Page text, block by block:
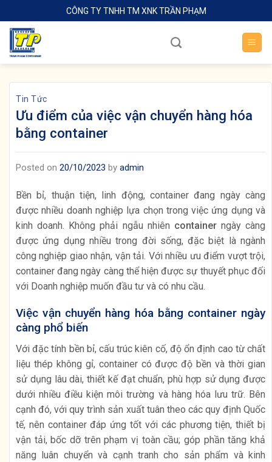
to
content
CÔNG TY TNHH TM XNK TRẦN PHẠM
Tin Tức
Ưu điểm của việc vận chuyển hàng hóa
bằng container
Posted on 20/10/2023 by admin
Bền bỉ, thuận tiện, linh động, container đang ngày càng
được nhiều doanh nghiệp lựa chọn trong việc ứng dụng và
kinh doanh. Không phải ngẫu nhiên containerngày càng
được ứng dụng nhiều trong đời sống, đặc biệt là ngành
công nghiệp giao nhận, vận tải. Với nhiều ưu điểm vượt trội,
container đang ngày càng thể hiện được sự thuyết phục đối
với Doanh nghiệp muốn đầu tư và có nhu cầu.
Việc vận chuyển hàng hóa bằng container ngày
càng phổ biến
Với đặc tính bền bỉ, cấu trúc kiên cố, độ ổn định cao từ chất
liệu thép không gỉ, container có được độ bền và thời gian
sử dụng lâu dài, thiết kế đạt chuẩn, phù hợp sử dụng được
dưới nhiều điều kiện môi trường và hàng hóa lưu trữ. Bên
cạnh đó, với quy trình sản xuất tuân theo các quy định Quốc
tế, nên container đáp ứng tốt với các phương tiện, thiết bị
vận tải, bốc dỡ trên phạm vị toàn cầu; góp phần tăng khả
năng luân chuyển và cạnh tranh cho sản phẩm và kinh